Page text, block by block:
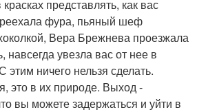
представлять, как вас
фура, пьяный шеф
Вера Брежнева проезжала
увезла вас от нее в
этим ничего нельзя сделать.
это в их природе. Выход -
вы можете задержаться и уйти в